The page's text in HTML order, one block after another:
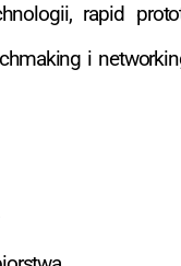
rapid
i